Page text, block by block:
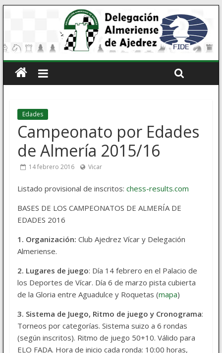
Edades
Campeonato por Edades
de Almería 2015/16
14 febrero 2016 Vicar
Listado provisional de inscritos: chess-results.com
BASES DE LOS CAMPEONATOS DE ALMERÍA DE
EDADES 2016
1. Organización: Club Ajedrez Vícar y Delegación
Almeriense.
2. Lugares de juego: Día 14 febrero en el Palacio de
los Deportes de Vícar. Día 6 de marzo pista cubierta
de la Gloria entre Aguadulce y Roquetas (mapa)
3. Sistema de Juego, Ritmo de juego y Cronograma:
Torneos por categorías. Sistema suizo a 6 rondas
(según inscritos). Ritmo de juego 50+10. Válido para
ELO FADA. Hora de inicio cada ronda: 10:00 horas,